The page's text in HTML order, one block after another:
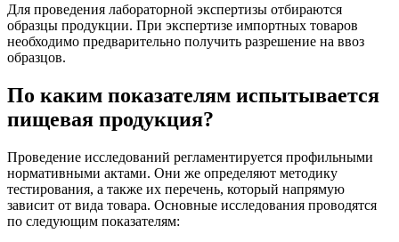
Для проведения лабораторной экспертизы отбираются
образцы продукции. При экспертизе импортных товаров
необходимо предварительно получить разрешение на ввоз
образцов.
По каким показателям испытывается
пищевая продукция?
Проведение исследований регламентируется профильными
нормативными актами. Они же определяют методику
тестирования, а также их перечень, который напрямую
зависит от вида товара. Основные исследования проводятся
по следующим показателям: